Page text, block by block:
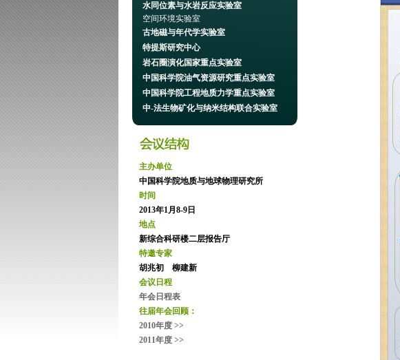
水同位素与水岩反应实验室
空间环境实验室
古地磁与年代学实验室
特提斯研究中心
岩石圈演化国家重点实验室
中国科学院油气资源研究重点实验室
中国科学院工程地质力学重点实验室
中-法生物矿化与纳米结构联合实验室
主办单位
中国科学院地质与地球物理研究所
时间
2013年1月8-9日
地点
新综合科研楼二层报告厅
特邀专家
胡兆初 柳建新
会议日程
年会日程表
往届年会回顾：
2010年度 >>
2011年度 >>